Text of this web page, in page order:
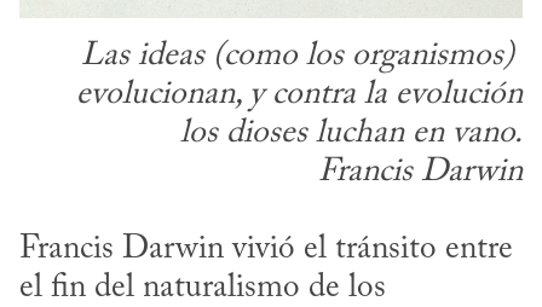
Las ideas (como los organismos)
evolucionan, y contra la evolución
los dioses luchan en vano.
Francis Darwin
Francis Darwin vivió el tránsito entre
el fin del naturalismo de los